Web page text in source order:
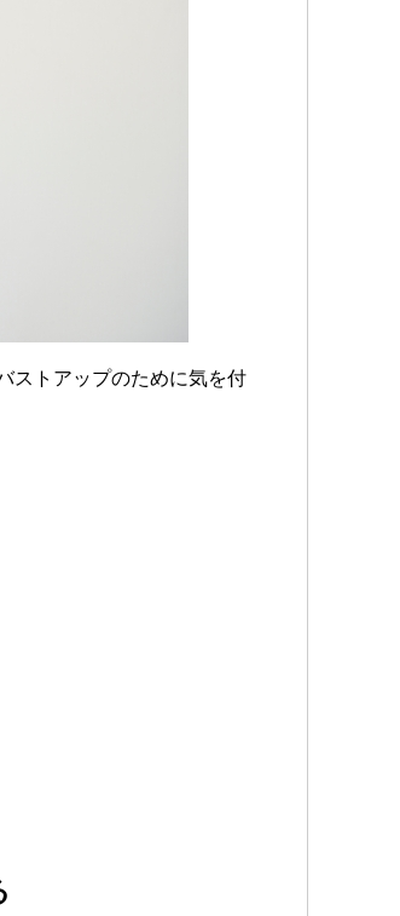
ストアップのために気を付